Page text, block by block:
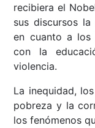
recibiera el
sus discursos
en cuanto a los
con la
violencia.
La inequidad,
pobreza y la
los fenómenos